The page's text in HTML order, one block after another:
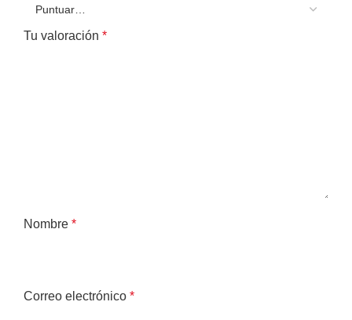
Tu valoración *
Nombre *
Correo electrónico *